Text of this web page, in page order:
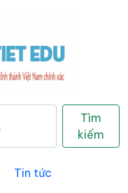
Tìm
kiếm
Tin tức